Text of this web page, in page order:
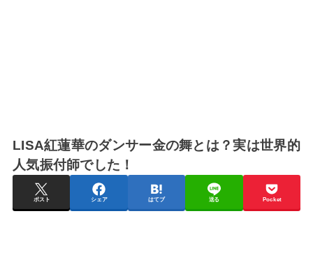
LISA紅蓮華のダンサー金の舞とは？実は世界的
人気振付師でした！
ポスト シェア はてブ 送る Pocket